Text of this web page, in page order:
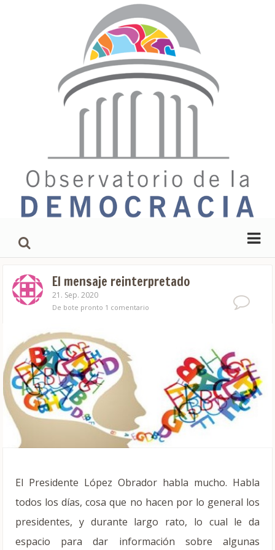
El mensaje reinterpretado
21. Sep. 2020
De bote pronto 1 comentario
El Presidente López Obrador habla mucho. Habla
todos los días, cosa que no hacen por lo general los
presidentes, y durante largo rato, lo cual le da
espacio para dar información sobre algunas